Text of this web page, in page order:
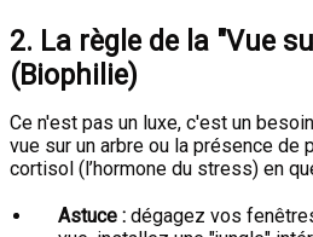
2. La règle de la "Vue
(Biophilie)
Ce n'est pas un luxe, c'est un
vue sur un arbre ou la présence de
cortisol (l’hormone du stress) en
Astuce : dégagez vos